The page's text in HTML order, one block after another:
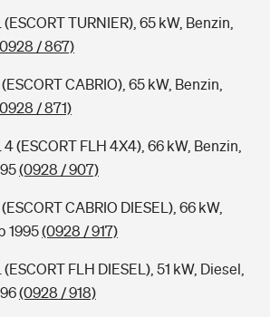
TURNIER), 65 kW, Benzin,
/ 867)
CABRIO), 65 kW, Benzin,
/ 871)
(ESCORT FLH 4X4), 66 kW, Benzin,
(0928 / 907)
CABRIO DIESEL), 66 kW,
1995(0928 / 917)
FLH DIESEL), 51 kW, Diesel,
(0928 / 918)